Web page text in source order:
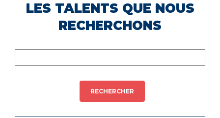
LES TALENTS QUE NOUS
RECHERCHONS
RECHERCHER